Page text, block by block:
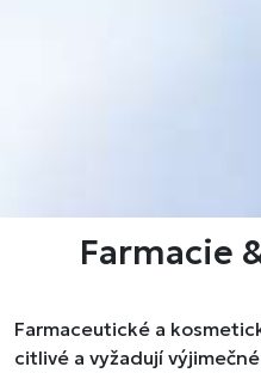
Farmacie
Farmaceutické a
citlivé a vyžadují